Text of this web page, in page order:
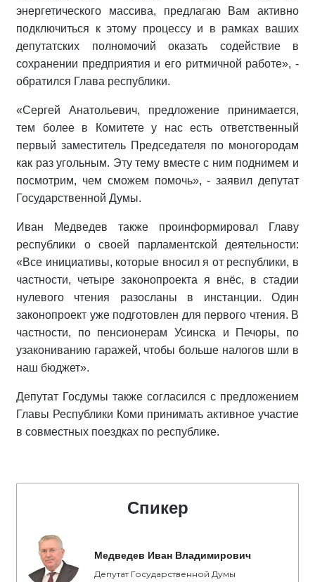
энергетического массива, предлагаю Вам активно
подключиться к этому процессу и в рамках ваших
депутатских полномочий оказать содействие в
сохранении предприятия и его ритмичной работе», -
обратился Глава республики.
«Сергей Анатольевич, предложение принимается,
тем более в Комитете у нас есть ответственный
первый заместитель Председателя по моногородам
как раз угольным. Эту тему вместе с ним поднимем и
посмотрим, чем сможем помочь», - заявил депутат
Государственной Думы.
Иван Медведев также проинформировал Главу
республики о своей парламентской деятельности:
«Все инициативы, которые вносил я от республики, в
частности, четыре законопроекта я внёс, в стадии
нулевого чтения разосланы в инстанции. Один
законопроект уже подготовлен для первого чтения. В
частности, по пенсионерам Усинска и Печоры, по
узакониванию гаражей, чтобы больше налогов шли в
наш бюджет».
Депутат Госдумы также согласился с предложением
Главы Республики Коми принимать активное участие
в совместных поездках по республике.
Спикер
Медведев Иван Владимирович
Депутат Государственной Думы